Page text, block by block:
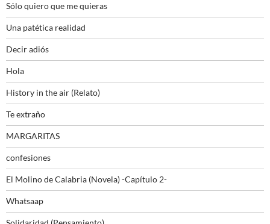
Sólo quiero que me quieras
Una patética realidad
Decir adiós
Hola
History in the air (Relato)
Te extraño
MARGARITAS
confesiones
El Molino de Calabria (Novela) -Capítulo 2-
Whatsaap